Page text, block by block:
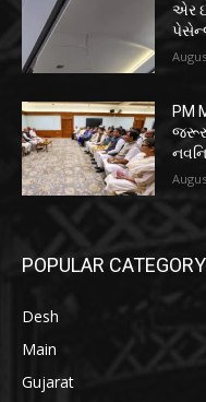
એર
PM
જરૂર
POPULAR CATEGORY
Desh
Main
Gujarat